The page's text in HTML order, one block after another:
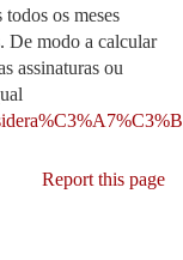
todos os meses
De modo a calcular
assinaturas ou
Report this page